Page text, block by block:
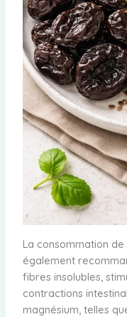
La consommation
également
fibres insolubles,
contractions
magnésium, telles